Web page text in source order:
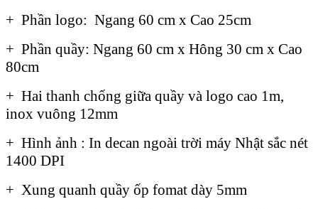
+ Phần logo: Ngang 60 cm x Cao 25cm
+ Phần quầy: Ngang 60 cm x Hông 30 cm x Cao
80cm
+ Hai thanh chống giữa quầy và logo cao 1m,
inox vuông 12mm
+ Hình ảnh : In decan ngoài trời máy Nhật sắc nét
1400 DPI
+ Xung quanh quầy ốp fomat dày 5mm